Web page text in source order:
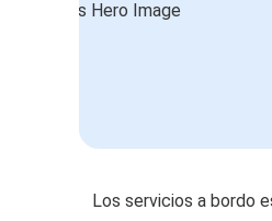
Los servicios a bordo